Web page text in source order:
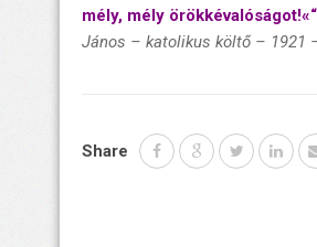
mély, mély örökkévalóságot!«“
János – katolikus költő – 1921
Share